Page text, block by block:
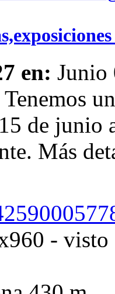
en: Junio
de junio
Más
- visto